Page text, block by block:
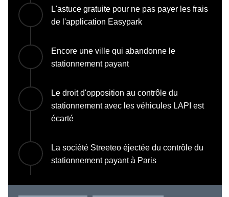
L'astuce gratuite pour ne pas payer les frais
de l'application Easypark
Encore une ville qui abandonne le
stationnement payant
Le droit d'opposition au contrôle du
stationnement avec les véhicules LAPI est
écarté
La société Streeteo éjectée du contrôle du
stationnement payant à Paris